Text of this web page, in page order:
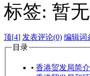
标签: 暂
顶[4] 发表评论(0) 编辑词
目录
• 香港贸发局简介